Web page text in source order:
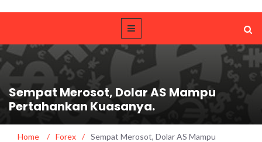
Sempat Merosot, Dolar AS Mampu
Pertahankan Kuasanya.
Home / Forex / Sempat Merosot, Dolar AS Mampu